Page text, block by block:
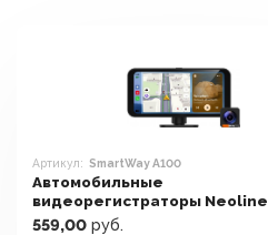
Артикул: SmartWay A100
Автомобильные
видеорегистраторы Neoline
SmartWay A100
559,00 руб.